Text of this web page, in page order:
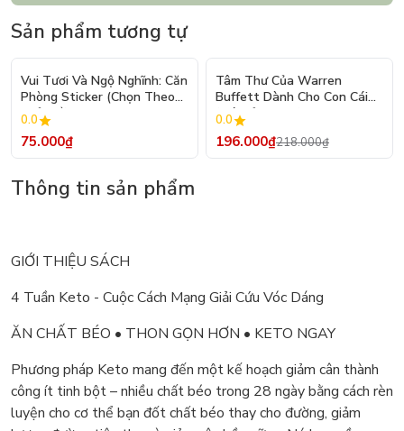
Sản phẩm tương tự
Vui Tươi Và Ngộ Nghĩnh: Căn
Phòng Sticker (Chọn Theo
Chủ Đề) - Hơn 250 Sticker
0.0
75.000₫
Tâm Thư Của Warren
Buffett Dành Cho Con Cái
(Tái Bản 2026)
0.0
196.000₫218.000₫
Thông tin sản phẩm
GIỚI THIỆU SÁCH
4 Tuần Keto - Cuộc Cách Mạng Giải Cứu Vóc Dáng
ĂN CHẤT BÉO • THON GỌN HƠN • KETO NGAY
Phương pháp Keto mang đến một kế hoạch giảm cân thành
công ít tinh bột – nhiều chất béo trong 28 ngày bằng cách rèn
luyện cho cơ thể bạn đốt chất béo thay cho đường, giảm